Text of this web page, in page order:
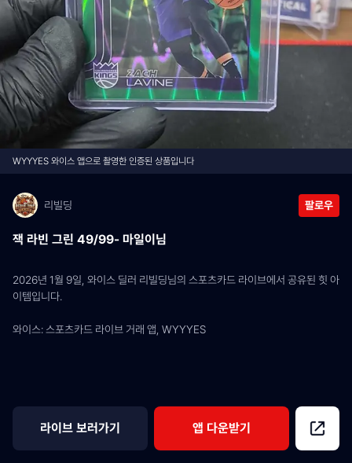
WYYYES 와이스 앱으로 촬영한 인증된 상품입니다
리빌딩 팔로우
잭 라빈 그린 49/99- 마일이님
2026년 1월 9일, 와이스 딜러 리빌딩님의 스포츠카드 라이브에서 공유된 힛 아
이템입니다.
와이스: 스포츠카드 라이브 거래 앱, WYYYES
라이브 보러가기 앱 다운받기